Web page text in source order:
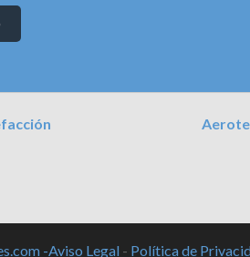
-Aviso Legal - Política de